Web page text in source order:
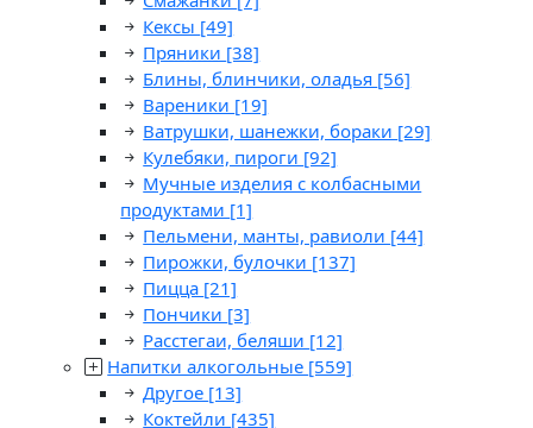
Кексы [49]
Пряники [38]
Блины, блинчики, оладья [56]
Вареники [19]
Ватрушки, шанежки, бораки [29]
Кулебяки, пироги [92]
Мучные изделия с колбасными
продуктами [1]
Пельмени, манты, равиоли [44]
Пирожки, булочки [137]
Пицца [21]
Пончики [3]
Расстегаи, беляши [12]
Напитки алкогольные [559]
Другое [13]
Коктейли [435]